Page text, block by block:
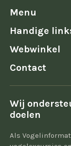
Menu
Handige
Webwinkel
Contact
Wij
doelen
Als